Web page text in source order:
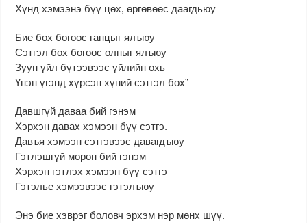
Хүнд хэмээнэ бүү цөх, өргөвөөс даагдьюу
Бие бөх бөгөөс ганцыг ялъюу
Сэтгэл бөх бөгөөс олныг ялъюу
Зуун үйл бүтээвээс үйлийн охь
Үнэн үгэнд хүрсэн хүний сэтгэл бөх”
Давшгүй даваа бий гэнэм
Хэрхэн давах хэмээн бүү сэтгэ.
Давъя хэмээн сэтгэвээс давагдъюу
Гэтлэшгүй мөрөн бий гэнэм
Хэрхэн гэтлэх хэмээн бүү сэтгэ
Гэтэлье хэмээвээс гэтэлъюу
Энэ бие хэврэг боловч эрхэм нэр мөнх шүү.